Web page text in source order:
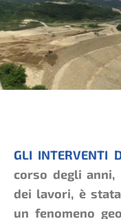
GLI INTERVENTI
corso degli anni,
dei lavori, è
un fenomeno